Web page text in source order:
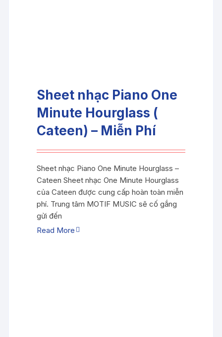
Sheet nhạc Piano One
Minute Hourglass (
Cateen) – Miễn Phí
Sheet nhạc Piano One Minute Hourglass –
Cateen Sheet nhạc One Minute Hourglass
của Cateen được cung cấp hoàn toàn miễn
phí. Trung tâm MOTIF MUSIC sẽ cố gắng
gửi đến
Read More